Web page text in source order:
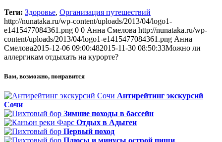
Теги: Здоровье, Организация путешествий
http://nunataka.ru/wp-content/uploads/2013/04/logo1-
e1415477084361.png 0 0 Анна Смелова http://nunataka.ru/wp-
content/uploads/2013/04/logo1-e1415477084361.png Анна
Смелова2015-12-06 09:00:482015-11-30 08:50:33Можно ли
аллергикам отдыхать на курорте?
Вам, возможно, понравится
Антирейтинг экскурсий
Сочи
Зимние походы в бассейн
Отдых в Адыгеи
Первый поход
Плюсы и минусы острой пищи